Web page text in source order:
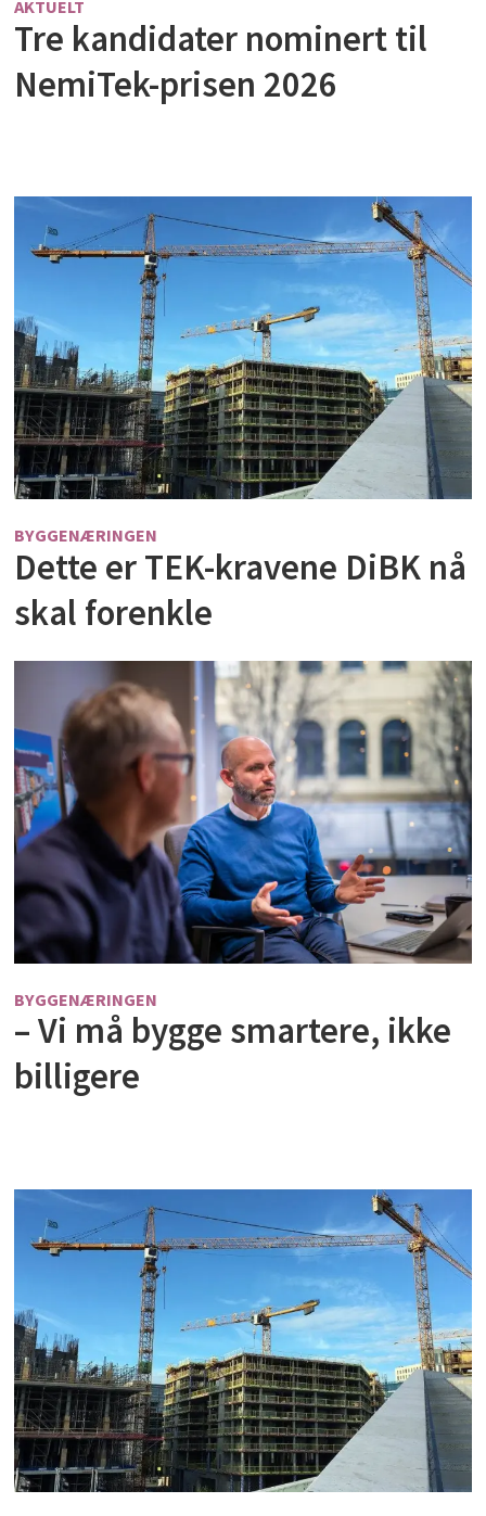
AKTUELT
Tre kandidater nominert til
NemiTek-prisen 2026
BYGGENÆRINGEN
Dette er TEK-kravene DiBK nå
skal forenkle
BYGGENÆRINGEN
– Vi må bygge smartere, ikke
billigere